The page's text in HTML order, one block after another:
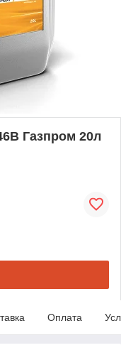
Газпром 20л
Оплата